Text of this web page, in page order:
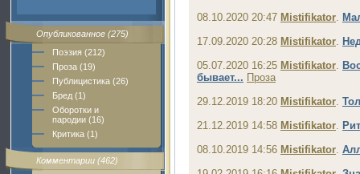
Опубликованное (275)
Поэзия (212)
Проза (19)
Публицистика (26)
Бред (1)
Оборотки и
пародии (16)
Критика (1)
Комментарии (462)
08.10.2020 20:47 Mistifikator.
17.09.2020 20:28 Mistifikator.
05.07.2020 16:25 Mistifikator.
бывает... Проза
29.12.2019 18:20 Mistifikator.
21.12.2019 14:58 Mistifikator.
08.10.2019 14:56 Mistifikator.